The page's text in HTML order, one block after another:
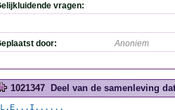
vragen:
door: Anoniem
1021347 Deel van de samenleving